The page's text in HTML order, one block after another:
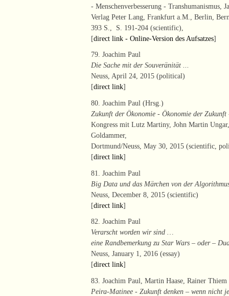
- Menschenverbesserung - Transhumanismus,
Verlag Peter Lang, Frankfurt a.M., Berlin,
393 S., S. 191-204 (scientific),
[direct link - Online-Version des Aufsatzes]
79. Joachim Paul
Die Sache mit der Souveränität ...
Neuss, April 24, 2015 (political)
[direct link]
80. Joachim Paul (Hrsg.)
Zukunft der Ökonomie - Ökonomie der
Kongress mit Lutz Martiny, John Martin
Goldammer,
Dortmund/Neuss, May 30, 2015 (scientific,
[direct link]
81. Joachim Paul
Big Data und das Märchen von der
Neuss, December 8, 2015 (scientific)
[direct link]
82. Joachim Paul
Verarscht worden wir sind …
eine Randbemerkung zu Star Wars – oder –
Neuss, January 1, 2016 (essay)
[direct link]
83. Joachim Paul, Martin Haase, Rainer Thiem
Peira-Matinee - Zukunft denken – wenn nicht